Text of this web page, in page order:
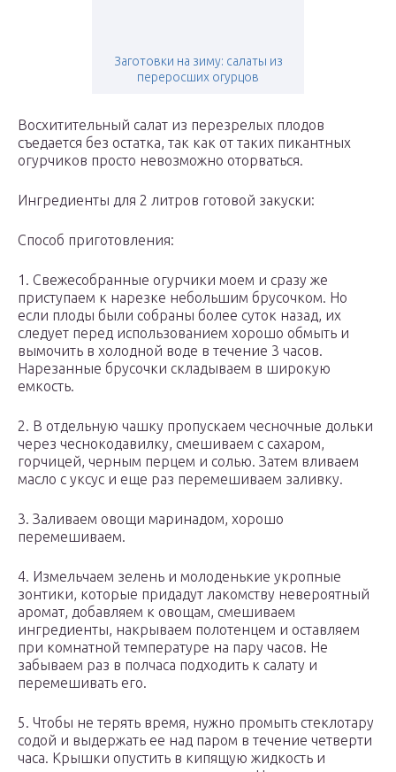
Заготовки на зиму: салаты из
переросших огурцов
Восхитительный салат из перезрелых плодов
съедается без остатка, так как от таких пикантных
огурчиков просто невозможно оторваться.
Ингредиенты для 2 литров готовой закуски:
Способ приготовления:
1. Свежесобранные огурчики моем и сразу же
приступаем к нарезке небольшим брусочком. Но
если плоды были собраны более суток назад, их
следует перед использованием хорошо обмыть и
вымочить в холодной воде в течение 3 часов.
Нарезанные брусочки складываем в широкую
емкость.
2. В отдельную чашку пропускаем чесночные дольки
через чеснокодавилку, смешиваем с сахаром,
горчицей, черным перцем и солью. Затем вливаем
масло с уксус и еще раз перемешиваем заливку.
3. Заливаем овощи маринадом, хорошо
перемешиваем.
4. Измельчаем зелень и молоденькие укропные
зонтики, которые придадут лакомству невероятный
аромат, добавляем к овощам, смешиваем
ингредиенты, накрываем полотенцем и оставляем
при комнатной температуре на пару часов. Не
забываем раз в полчаса подходить к салату и
перемешивать его.
5. Чтобы не терять время, нужно промыть стеклотару
содой и выдержать ее над паром в течение четверти
часа. Крышки опустить в кипящую жидкость и